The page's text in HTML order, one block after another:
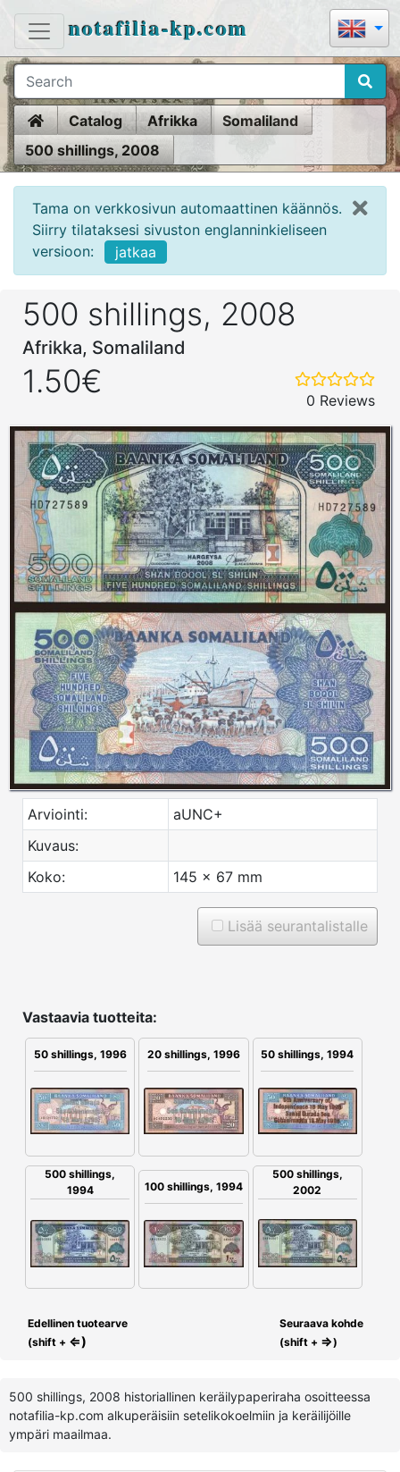
notafilia-kp.com
HomeCatalog Afrikka
Somaliland
500 shillings, 2008
Tama on verkkosivun automaattinen käännös.
Siirry tilataksesi sivuston englanninkieliseen
versioon:
jatkaa
500 shillings, 2008
Afrikka, Somaliland
1.50€
0 Reviews
Arviointi:
aUNC+
Kuvaus:
Koko:
145 x 67 mm
Lisää seurantalistalle
Vastaavia tuotteita:
50 shillings, 1996 20 shillings, 1996 50 shillings, 1994
500 shillings,
1994
100 shillings, 1994
500 shillings,
2002
Edellinen tuotearve
(shift + ⇐)
Seuraava kohde
(shift + ⇒)
500 shillings, 2008 historiallinen keräilypaperiraha osoitteessa
notafilia-kp.com alkuperäisiin setelikokoelmiin ja keräilijöille
ympäri maailmaa.